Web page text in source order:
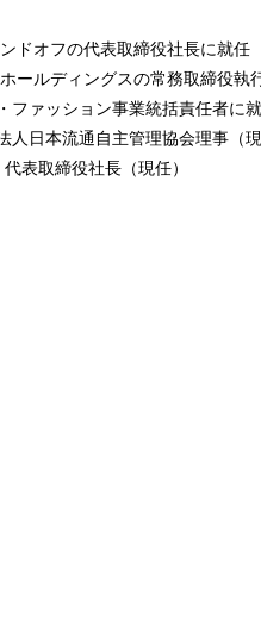
ドオフの代表取締役社長に就任
ルディングスの常務取締役執
ョン事業統括責任者に就任
通自主管理協会理事（現
表取締役社長（現任）